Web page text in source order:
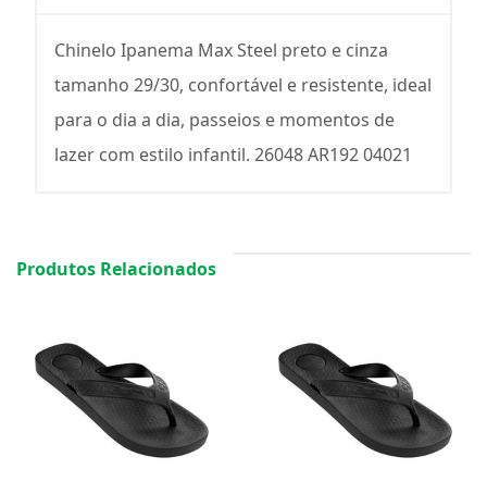
Chinelo Ipanema Max Steel preto e cinza
tamanho 29/30, confortável e resistente, ideal
para o dia a dia, passeios e momentos de
lazer com estilo infantil. 26048 AR192 04021
Produtos Relacionados